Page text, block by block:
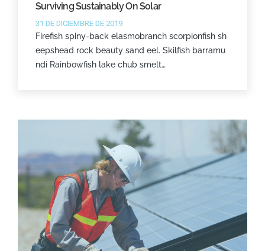
Surviving Sustainably On Solar
31 DE DICIEMBRE DE 2019
Firefish spiny-back elasmobranch scorpionfish sh
eepshead rock beauty sand eel. Skilfish barramu
ndi Rainbowfish lake chub smelt…